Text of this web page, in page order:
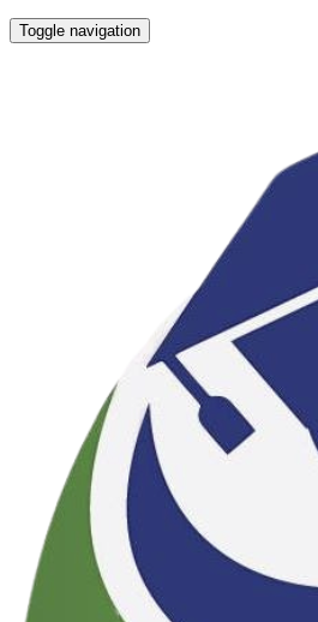
Toggle navigation